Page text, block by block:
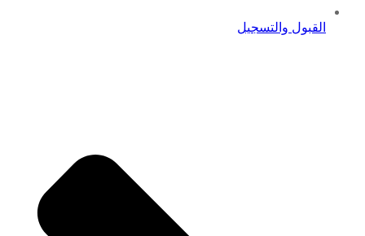
القبول والتسجيل